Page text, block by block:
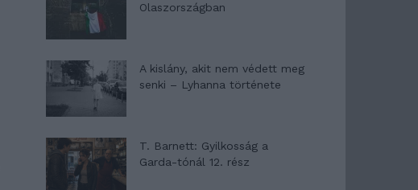
Olaszországban
A kislány, akit nem védett meg
senki – Lyhanna története
T. Barnett: Gyilkosság a
Garda-tónál 12. rész